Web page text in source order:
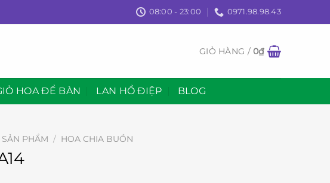
08:00 - 23:00 0971.98.98.43
GIỎ HÀNG /0₫
HOA ĐỂ BÀN LAN HỒ ĐIỆP BLOG
SẢN PHẨM / HOA CHIA BUỒN